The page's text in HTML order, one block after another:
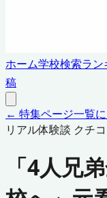
ホーム学校検索ラン
稿
← 特集ページ一覧
リアル体験談 クチ
「4人兄